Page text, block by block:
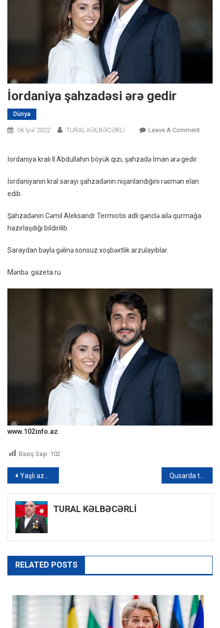
İordaniya şahzadəsi ərə gedir
Dünya
06 İyul 2022 TURAL KƏLBƏCƏRLİ Leave A CommentOn
İordaniya kralı II Abdullahın böyük qızı, şahzadə İman ərə gedir.
İordaniyanın kral sarayı şahzadənin nişanlandığını rəsmən elan
edib.
Şahzadənin Cəmil Aleksandr Termiotis adlı gənclə ailə qurmağa
hazırlaşdığı bildirilib.
Saraydan bəylə gəlinə sonsuz xoşbəxtlik arzulayıblar.
Mənbə: gazeta.ru
www.102info.az
Baxış Sayı: 102
Yazı
naviqasiyası
Yaşlı azərbaycanlı Ukraynada kimsəsiz qaldı: Vətənə qayıtmaq istəyən Məmməd yaxınlarına səsləndi – VİDEO Qusarda traktor qoşqusu tonlarla ot bağlaması ilə birlikdə yanıb: Xəsarət alan var
TURAL KƏLBƏCƏRLİ
RELATED POSTS